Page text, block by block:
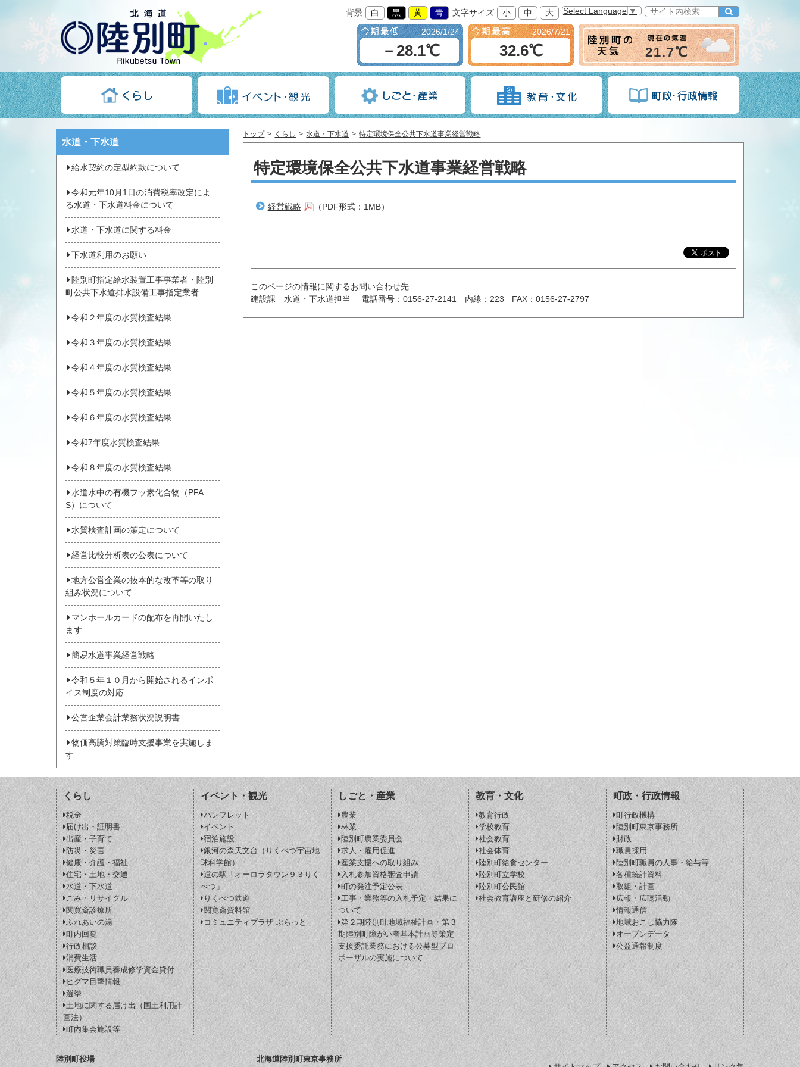
背景 白 黒 黄 青 文字サイズ 小 中 大 Select Language ▼
2026/1/24
－28.1℃
2026/7/21
32.6℃ 21.7℃
トップ くらし 水道・下水道 特定環境保全公共下水道事業経営戦略
特定環境保全公共下水道事業経営戦略
経営戦略 （PDF形式：1MB）
このページの情報に関するお問い合わせ先
建設課 水道・下水道担当
電話番号：0156-27-2141 内線：223 FAX：0156-27-2797
水道・下水道
給水契約の定型約款について
令和元年10月1日の消費税率改定によ
る水道・下水道料金について
水道・下水道に関する料金
下水道利用のお願い
陸別町指定給水装置工事事業者・陸別
町公共下水道排水設備工事指定業者
令和２年度の水質検査結果
令和３年度の水質検査結果
令和４年度の水質検査結果
令和５年度の水質検査結果
令和６年度の水質検査結果
令和7年度水質検査結果
令和８年度の水質検査結果
水道水中の有機フッ素化合物（PFA
S）について
水質検査計画の策定について
経営比較分析表の公表について
地方公営企業の抜本的な改革等の取り
組み状況について
マンホールカードの配布を再開いたし
ます
簡易水道事業経営戦略
令和５年１０月から開始されるインボ
イス制度の対応
公営企業会計業務状況説明書
物価高騰対策臨時支援事業を実施しま
す
くらし
税金
届け出・証明書
出産・子育て
防災・災害
健康・介護・福祉
住宅・土地・交通
水道・下水道
ごみ・リサイクル
関寛斎診療所
ふれあいの湯
町内回覧
行政相談
消費生活
医療技術職員養成修学資金貸付
ヒグマ目撃情報
選挙
土地に関する届け出（国土利用計
画法）
町内集会施設等
イベント・観光
パンフレット
イベント
宿泊施設
銀河の森天文台（りくべつ宇宙地
球科学館）
道の駅「オーロラタウン９３りく
べつ」
りくべつ鉄道
関寛斎資料館
コミュニティプラザ ぷらっと
しごと・産業
農業
林業
陸別町農業委員会
求人・雇用促進
産業支援への取り組み
入札参加資格審査申請
町の発注予定公表
工事・業務等の入札予定・結果に
ついて
第２期陸別町地域福祉計画・第３
期陸別町障がい者基本計画等策定
支援委託業務における公募型プロ
ポーザルの実施について
教育・文化
教育行政
学校教育
社会教育
社会体育
陸別町給食センター
陸別町立学校
陸別町公民館
社会教育講座と研修の紹介
町政・行政情報
町行政機構
陸別町東京事務所
財政
職員採用
陸別町職員の人事・給与等
各種統計資料
取組・計画
広報・広聴活動
情報通信
地域おこし協力隊
オープンデータ
公益通報制度
陸別町役場
北海道陸別町東京事務所